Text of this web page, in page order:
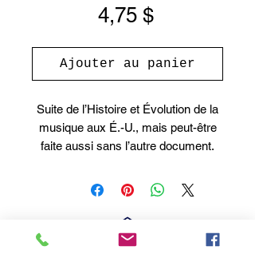
4,75 $Prix
Ajouter au panier
Suite de l’Histoire et Évolution de la
musique aux É.-U., mais peut-être
faite aussi sans l’autre document.
cycle en appréciation basé sur la
. Activité pour laboratoire
informatique ou iPad puisqu’il y a